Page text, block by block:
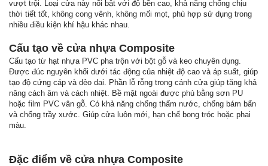
vượt trội. Loại cửa này nổi bật với độ bền cao, khả năng chống chịu
thời tiết tốt, không cong vênh, không mối mọt, phù hợp sử dụng trong
nhiều điều kiện khí hậu khác nhau.
Cấu tạo về cửa nhựa Composite
Cấu tạo từ hạt nhựa PVC pha trộn với bột gỗ và keo chuyên dụng.
Được đúc nguyên khối dưới tác động của nhiệt độ cao và áp suất, giúp
tạo độ cứng cáp và dẻo dai. Phần lỗ rỗng trong cánh cửa giúp tăng khả
năng cách âm và cách nhiệt. Bề mặt ngoài được phủ bằng sơn PU
hoặc film PVC vân gỗ. Có khả năng chống thấm nước, chống bám bẩn
và chống trầy xước. Giúp cửa luôn mới, hạn chế bong tróc hoặc phai
màu.
Đặc điểm về cửa nhựa Composite